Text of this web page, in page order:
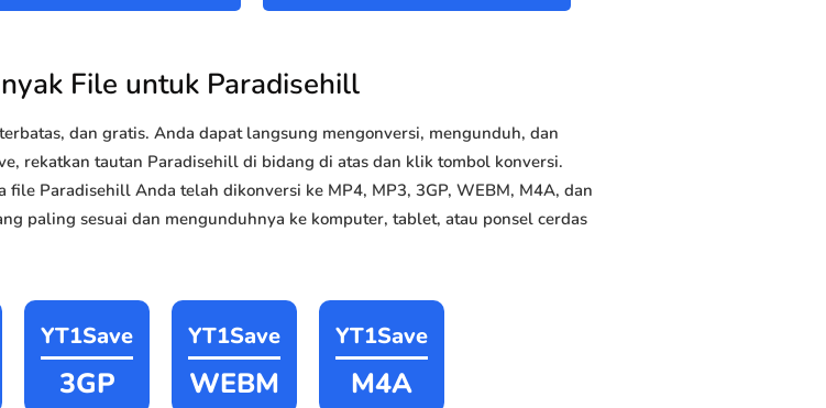
File untuk Paradisehill
dan gratis. Anda dapat langsung mengonversi, mengunduh, dan
rekatkan tautan Paradisehill di bidang di atas dan klik tombol konversi.
Paradisehill Anda telah dikonversi ke MP4, MP3, 3GP, WEBM, M4A, dan
paling sesuai dan mengunduhnya ke komputer, tablet, atau ponsel cerdas
YT1Save
3GP
YT1Save
WEBM
YT1Save
M4A